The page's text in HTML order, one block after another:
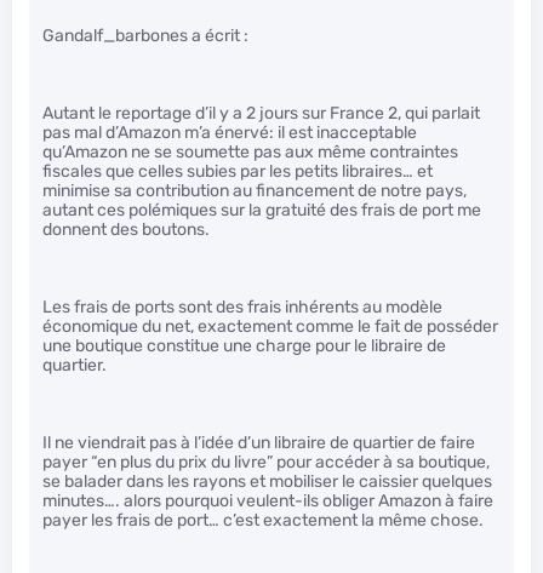
Gandalf_barbones a écrit :
Autant le reportage d’il y a 2 jours sur France 2, qui parlait
pas mal d’Amazon m’a énervé: il est inacceptable
qu’Amazon ne se soumette pas aux même contraintes
fiscales que celles subies par les petits libraires… et
minimise sa contribution au financement de notre pays,
autant ces polémiques sur la gratuité des frais de port me
donnent des boutons.
Les frais de ports sont des frais inhérents au modèle
économique du net, exactement comme le fait de posséder
une boutique constitue une charge pour le libraire de
quartier.
Il ne viendrait pas à l’idée d’un libraire de quartier de faire
payer “en plus du prix du livre” pour accéder à sa boutique,
se balader dans les rayons et mobiliser le caissier quelques
minutes…. alors pourquoi veulent-ils obliger Amazon à faire
payer les frais de port… c’est exactement la même chose.